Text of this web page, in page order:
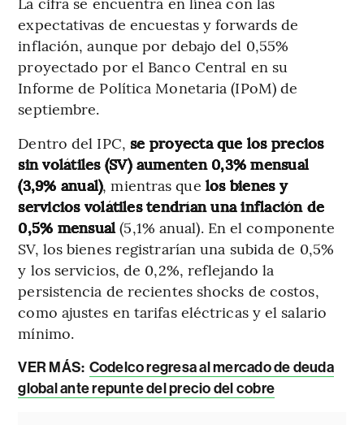
expectativas de encuestas y forwards de
inflación, aunque por debajo del 0,55%
proyectado por el Banco Central en su
Informe de Política Monetaria (IPoM) de
septiembre.
Dentro del IPC, se proyecta que los precios
sin volátiles (SV) aumenten 0,3% mensual
(3,9% anual), mientras que los bienes y
servicios volátiles tendrían una inflación de
0,5% mensual (5,1% anual). En el componente
SV, los bienes registrarían una subida de 0,5%
y los servicios, de 0,2%, reflejando la
persistencia de recientes shocks de costos,
como ajustes en tarifas eléctricas y el salario
mínimo.
VER MÁS: Codelco regresa al mercado de deuda
global ante repunte del precio del cobre